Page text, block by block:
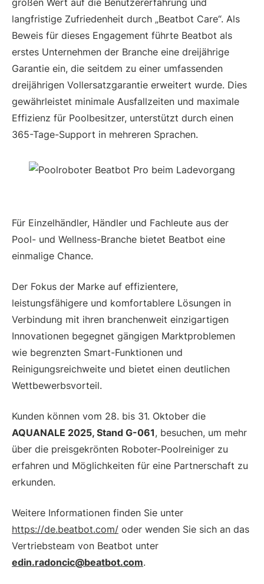
langfristige Zufriedenheit durch „Beatbot Care“. Als
Beweis für dieses Engagement führte Beatbot als
erstes Unternehmen der Branche eine dreijährige
Garantie ein, die seitdem zu einer umfassenden
dreijährigen Vollersatzgarantie erweitert wurde. Dies
gewährleistet minimale Ausfallzeiten und maximale
Effizienz für Poolbesitzer, unterstützt durch einen
365-Tage-Support in mehreren Sprachen.
Für Einzelhändler, Händler und Fachleute aus der
Pool- und Wellness-Branche bietet Beatbot eine
einmalige Chance.
Der Fokus der Marke auf effizientere,
leistungsfähigere und komfortablere Lösungen in
Verbindung mit ihren branchenweit einzigartigen
Innovationen begegnet gängigen Marktproblemen
wie begrenzten Smart-Funktionen und
Reinigungsreichweite und bietet einen deutlichen
Wettbewerbsvorteil.
Kunden können vom 28. bis 31. Oktober die
AQUANALE 2025, Stand G-061, besuchen, um mehr
über die preisgekrönten Roboter-Poolreiniger zu
erfahren und Möglichkeiten für eine Partnerschaft zu
erkunden.
Weitere Informationen finden Sie unter
https://de.beatbot.com/ oder wenden Sie sich an das
Vertriebsteam von Beatbot unter
edin.radoncic@beatbot.com.